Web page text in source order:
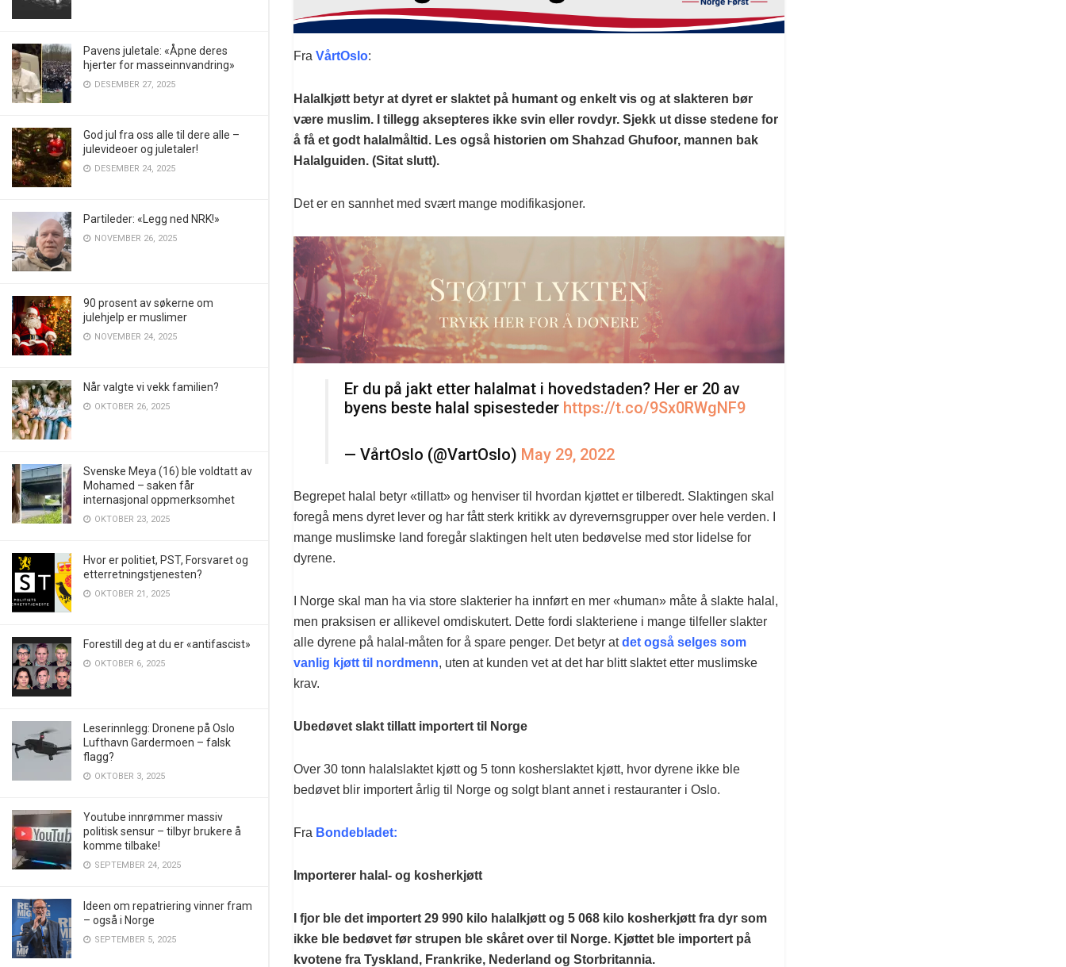
Pavens juletale: «Åpne deres
hjerter for masseinnvandring»
DESEMBER 27, 2025
God jul fra oss alle til dere alle –
julevideoer og juletaler!
DESEMBER 24, 2025
Partileder: «Legg ned NRK!»
NOVEMBER 26, 2025
90 prosent av søkerne om
julehjelp er muslimer
NOVEMBER 24, 2025
Når valgte vi vekk familien?
OKTOBER 26, 2025
Svenske Meya (16) ble voldtatt av
Mohamed – saken får
internasjonal oppmerksomhet
OKTOBER 23, 2025
Hvor er politiet, PST, Forsvaret og
etterretningstjenesten?
OKTOBER 21, 2025
Forestill deg at du er «antifascist»
OKTOBER 6, 2025
Leserinnlegg: Dronene på Oslo
Lufthavn Gardermoen – falsk
flagg?
OKTOBER 3, 2025
Youtube innrømmer massiv
politisk sensur – tilbyr brukere å
komme tilbake!
SEPTEMBER 24, 2025
Ideen om repatriering vinner fram
– også i Norge
SEPTEMBER 5, 2025
Fra VårtOslo:
Halalkjøtt betyr at dyret er slaktet på humant og enkelt vis og at slakteren bør
være muslim. I tillegg aksepteres ikke svin eller rovdyr. Sjekk ut disse stedene for
å få et godt halalmåltid. Les også historien om Shahzad Ghufoor, mannen bak
Halalguiden. (Sitat slutt).
Det er en sannhet med svært mange modifikasjoner.
Er du på jakt etter halalmat i hovedstaden? Her er 20 av
byens beste halal spisesteder https://t.co/9Sx0RWgNF9
— VårtOslo (@VartOslo) May 29, 2022
Begrepet halal betyr «tillatt» og henviser til hvordan kjøttet er tilberedt. Slaktingen skal
foregå mens dyret lever og har fått sterk kritikk av dyrevernsgrupper over hele verden. I
mange muslimske land foregår slaktingen helt uten bedøvelse med stor lidelse for
dyrene.
I Norge skal man ha via store slakterier ha innført en mer «human» måte å slakte halal,
men praksisen er allikevel omdiskutert. Dette fordi slakteriene i mange tilfeller slakter
alle dyrene på halal-måten for å spare penger. Det betyr atdet også selges som
vanlig kjøtt til nordmenn, uten at kunden vet at det har blitt slaktet etter muslimske
krav.
Ubedøvet slakt tillatt importert til Norge
Over 30 tonn halalslaktet kjøtt og 5 tonn kosherslaktet kjøtt, hvor dyrene ikke ble
bedøvet blir importert årlig til Norge og solgt blant annet i restauranter i Oslo.
Fra Bondebladet:
Importerer halal- og kosherkjøtt
I fjor ble det importert 29 990 kilo halalkjøtt og 5 068 kilo kosherkjøtt fra dyr som
ikke ble bedøvet før strupen ble skåret over til Norge. Kjøttet ble importert på
kvotene fra Tyskland, Frankrike, Nederland og Storbritannia.